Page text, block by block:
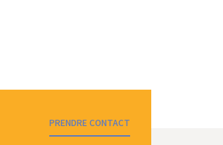
PRENDRE CONTACT